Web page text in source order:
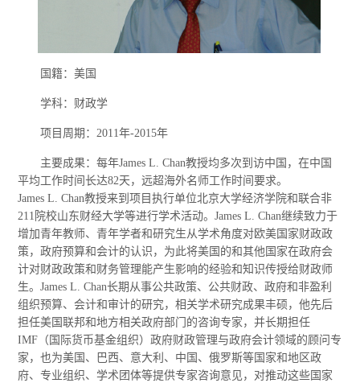
国籍：美国
学科：财政学
项目周期：2011年-2015年
主要成果：每年James L. Chan教授均多次到访中国，在中国
平均工作时间长达82天，远超海外名师工作时间要求。
James L. Chan教授来到项目执行单位北京大学经济学院和联合非
211院校山东财经大学等进行学术活动。James L. Chan继续致力于
增加青年教师、青年学者和研究生从学术角度对欧美国家财政政
策，政府预算和会计的认识，为此将美国的和其他国家在政府会
计对财政政策和财务管理能产生影响的经验和知识传授给财政师
生。James L. Chan长期从事公共政策、公共财政、政府和非盈利
组织预算、会计和审计的研究，相关学术研究成果丰硕，他先后
担任美国联邦和地方相关政府部门的咨询专家，并长期担任
IMF（国际货币基金组织）政府财政管理与政府会计领域的顾问专
家，也为美国、巴西、意大利、中国、俄罗斯等国家和地区政
府、专业组织、学术团体等提供专家咨询意见，对推动这些国家